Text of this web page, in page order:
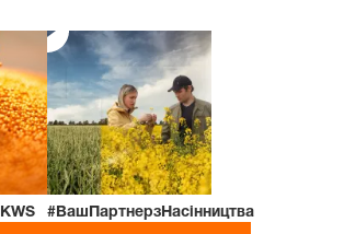
#ВашПартнерзНасінництва